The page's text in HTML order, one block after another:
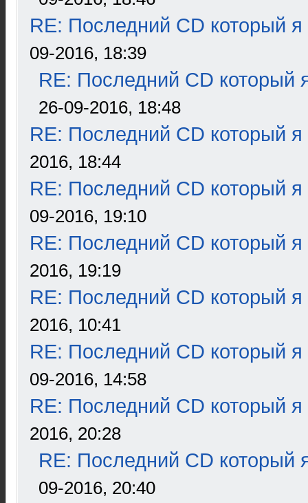
RE: Последний CD который я
09-2016, 18:39
RE: Последний CD который
26-09-2016, 18:48
RE: Последний CD который я
2016, 18:44
RE: Последний CD который я
09-2016, 19:10
RE: Последний CD который я
2016, 19:19
RE: Последний CD который я
2016, 10:41
RE: Последний CD который я
09-2016, 14:58
RE: Последний CD который я
2016, 20:28
RE: Последний CD который
09-2016, 20:40